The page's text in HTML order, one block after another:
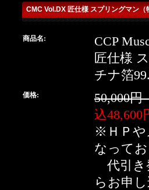
CMC Vol.DX 匠仕様 スプリングマン
detailq
detail
商品名:
CCP
匠仕様
チナ箔
価格:
50,000
込48,600
※ＨＰや
なって
代引き
らお申